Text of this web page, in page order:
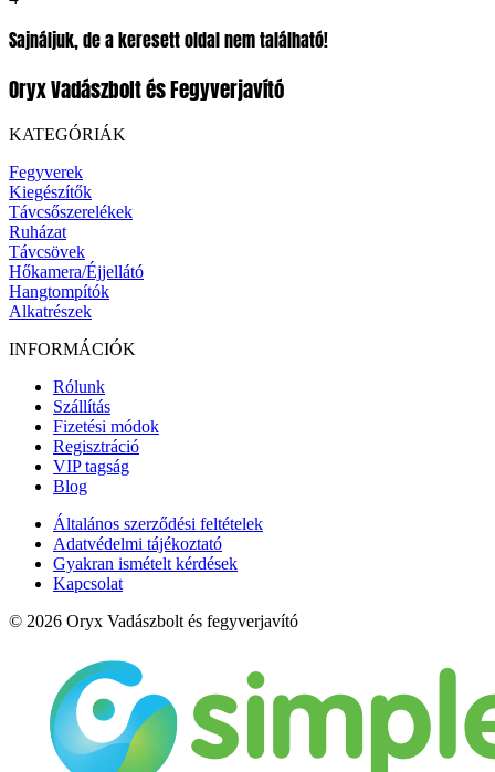
Sajnáljuk, de a keresett oldal nem található!
Oryx Vadászbolt és Fegyverjavító
KATEGÓRIÁK
Fegyverek
Kiegészítők
Távcsőszerelékek
Ruházat
Távcsövek
Hőkamera/Éjjellátó
Hangtompítók
Alkatrészek
INFORMÁCIÓK
Rólunk
Szállítás
Fizetési módok
Regisztráció
VIP tagság
Blog
Általános szerződési feltételek
Adatvédelmi tájékoztató
Gyakran ismételt kérdések
Kapcsolat
© 2026 Oryx Vadászbolt és fegyverjavító